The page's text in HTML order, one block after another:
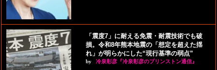
「震度7」に耐える免震・耐震技術でも破
損。令和8年熊本地震の「想定を超えた揺
れ」が明らかにした“現行基準の弱点”
by 冷泉彰彦『冷泉彰彦のプリンストン通信』